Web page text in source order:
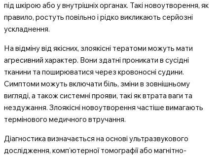
під шкірою або у внутрішніх органах. Такі новоутворення, як
правило, ростуть повільно і рідко викликають серйозні
ускладнення.
На відміну від якісних, злоякісні тератоми можуть мати
агресивний характер. Вони здатні проникати в сусідні
тканини та поширюватися через кровоносні судини.
Симптоми можуть включати біль, зміни в зовнішньому
вигляді, а також системні прояви, такі як втрата ваги та
нездужання. Злоякісні новоутворення частіше вимагають
термінового медичного втручання.
Діагностика визначається на основі ультразвукового
дослідження, комп’ютерної томографії або магнітно-